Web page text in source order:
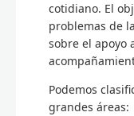
cotidiano. El
problemas de
sobre el apoyo
Podemos
grandes áreas: